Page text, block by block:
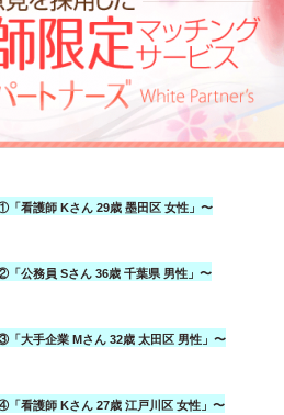
「看護師 Kさん 29歳 墨田区 女性」〜
「公務員 Sさん 36歳 千葉県 男性」〜
「大手企業 Mさん 32歳 太田区 男性」〜
「看護師 Kさん 27歳 江戸川区 女性」〜